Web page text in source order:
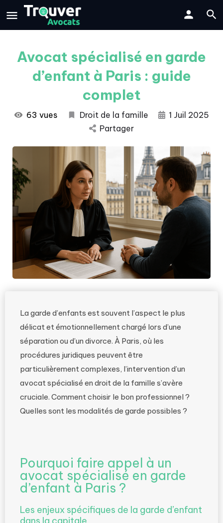
Avocat spécialisé en garde
d’enfant à Paris : guide
complet
63 vues Droit de la famille
1 Juil 2025
Partager
La garde d’enfants est souvent l’aspect le plus
délicat et émotionnellement chargé lors d’une
séparation ou d’un divorce. À Paris, où les
procédures juridiques peuvent être
particulièrement complexes, l’intervention d’un
avocat spécialisé en droit de la famille s’avère
cruciale. Comment choisir le bon professionnel ?
Quelles sont les modalités de garde possibles ?
Pourquoi faire appel à un
avocat spécialisé en garde
d’enfant à Paris ?
Les enjeux spécifiques de la garde d’enfant